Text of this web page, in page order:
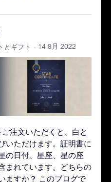
とギフト - 14 9月 2022
注文いただくと、白と
いただけます。証明書に
の日付、星座、星の座
まれています。どちらの
ますか？ このブログで